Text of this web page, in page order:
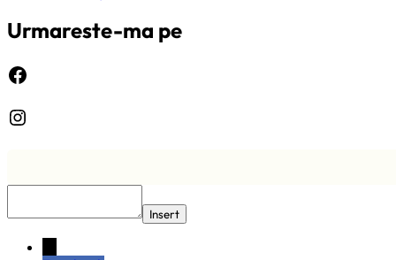
Urmareste-ma pe
Facebook
Instagram
Insert